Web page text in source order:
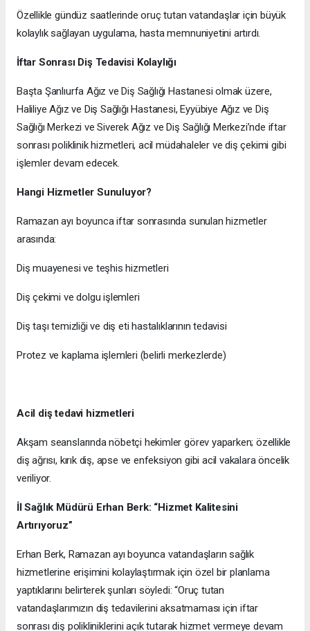
Özellikle gündüz saatlerinde oruç tutan vatandaşlar için büyük
kolaylık sağlayan uygulama, hasta memnuniyetini artırdı.
İftar Sonrası Diş Tedavisi Kolaylığı
Başta Şanlıurfa Ağız ve Diş Sağlığı Hastanesi olmak üzere,
Haliliye Ağız ve Diş Sağlığı Hastanesi, Eyyübiye Ağız ve Diş
Sağlığı Merkezi ve Siverek Ağız ve Diş Sağlığı Merkezi’nde iftar
sonrası poliklinik hizmetleri, acil müdahaleler ve diş çekimi gibi
işlemler devam edecek.
Hangi Hizmetler Sunuluyor?
Ramazan ayı boyunca iftar sonrasında sunulan hizmetler
arasında:
Diş muayenesi ve teşhis hizmetleri
Diş çekimi ve dolgu işlemleri
Diş taşı temizliği ve diş eti hastalıklarının tedavisi
Protez ve kaplama işlemleri (belirli merkezlerde)
Acil diş tedavi hizmetleri
Akşam seanslarında nöbetçi hekimler görev yaparken; özellikle
diş ağrısı, kırık diş, apse ve enfeksiyon gibi acil vakalara öncelik
veriliyor.
İl Sağlık Müdürü Erhan Berk: “Hizmet Kalitesini
Artırıyoruz”
Erhan Berk, Ramazan ayı boyunca vatandaşların sağlık
hizmetlerine erişimini kolaylaştırmak için özel bir planlama
yaptıklarını belirterek şunları söyledi: “Oruç tutan
vatandaşlarımızın diş tedavilerini aksatmaması için iftar
sonrası diş polikliniklerini açık tutarak hizmet vermeye devam